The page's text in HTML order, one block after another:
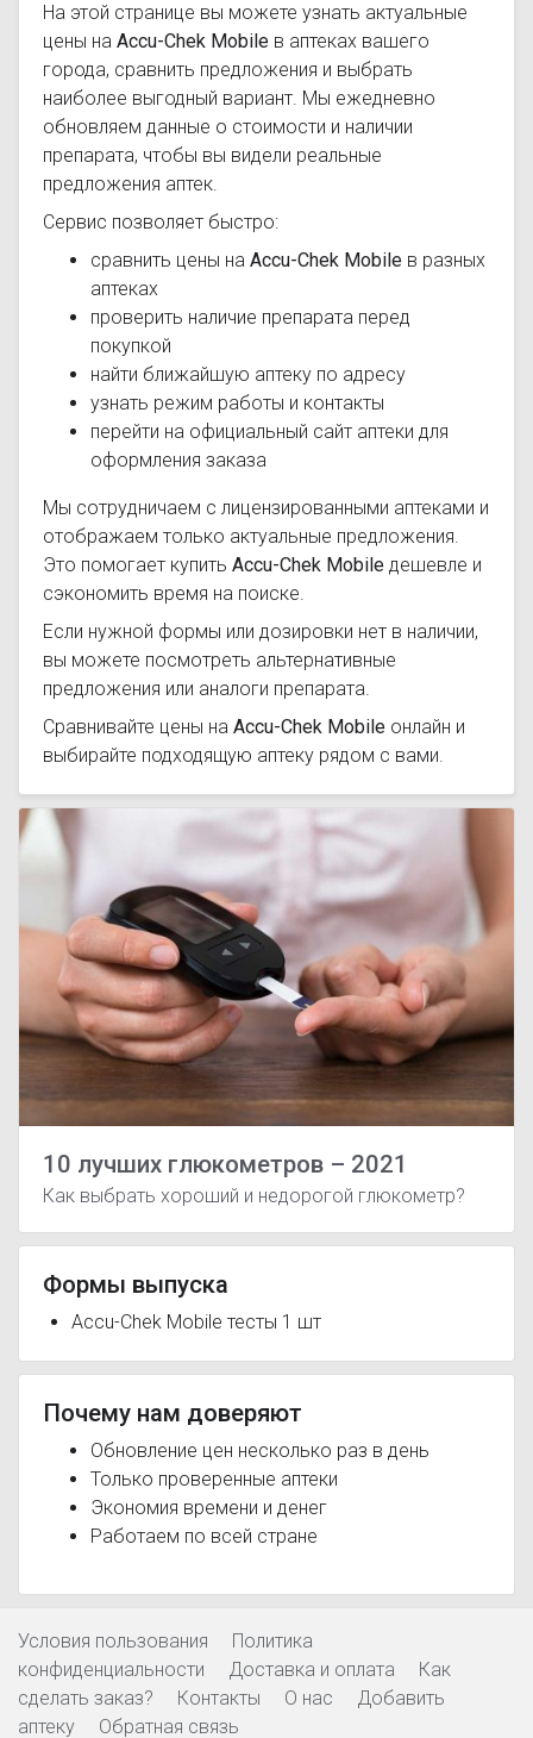
На этой странице вы можете узнать актуальные
цены на Accu-Chek Mobile в аптеках вашего
города, сравнить предложения и выбрать
наиболее выгодный вариант. Мы ежедневно
обновляем данные о стоимости и наличии
препарата, чтобы вы видели реальные
предложения аптек.
Сервис позволяет быстро:
сравнить цены на Accu-Chek Mobile в разных
аптеках
проверить наличие препарата перед
покупкой
найти ближайшую аптеку по адресу
узнать режим работы и контакты
перейти на официальный сайт аптеки для
оформления заказа
Мы сотрудничаем с лицензированными аптеками и
отображаем только актуальные предложения.
Это помогает купить Accu-Chek Mobile дешевле и
сэкономить время на поиске.
Если нужной формы или дозировки нет в наличии,
вы можете посмотреть альтернативные
предложения или аналоги препарата.
Сравнивайте цены на Accu-Chek Mobile онлайн и
выбирайте подходящую аптеку рядом с вами.
10 лучших глюкометров – 2021
Как выбрать хороший и недорогой глюкометр?
Формы выпуска
Accu-Chek Mobile тесты 1 шт
Почему нам доверяют
Обновление цен несколько раз в день
Только проверенные аптеки
Экономия времени и денег
Работаем по всей стране
Условия пользования
Политика
конфиденциальности
Доставка и оплата
Как
сделать заказ?
Контакты О нас
Добавить
аптеку
Обратная связь